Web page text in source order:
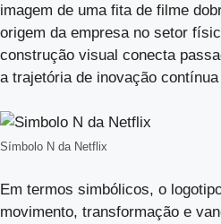
imagem de uma fita de filme
origem da empresa no setor
construção visual conecta
a trajetória de inovação
Símbolo N da Netflix
Em termos simbólicos, o
movimento, transformação e